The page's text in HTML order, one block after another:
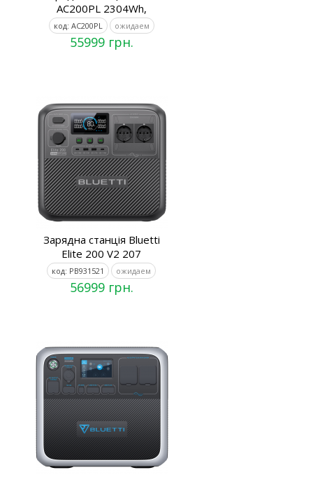
AC200PL 2304Wh,
код: AC200PL ожидаем
55999 грн.
Зарядна станція Bluetti
Elite 200 V2 207
код: PB931521 ожидаем
56999 грн.